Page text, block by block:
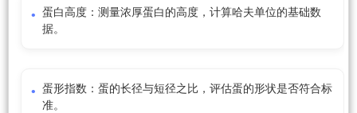
蛋白高度：测量浓厚蛋白的高度，计算哈夫单位的基础数
据。
蛋形指数：蛋的长径与短径之比，评估蛋的形状是否符合标
准。